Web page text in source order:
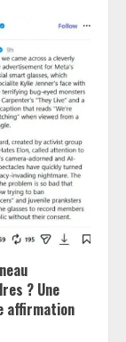
? Une
affirmation